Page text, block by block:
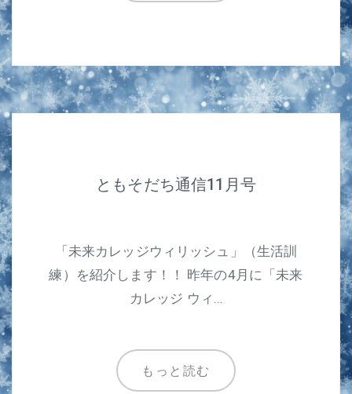
ともそだち通信11月号
「未来カレッジウィリッシュ」（生活訓
練）を紹介します！！ 昨年の4月に「未来
カレッジ ウィ…
もっと読む